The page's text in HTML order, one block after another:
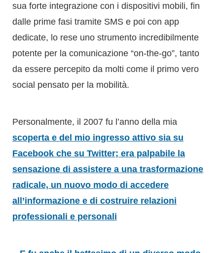
sua forte integrazione con i dispositivi mobili, fin
dalle prime fasi tramite SMS e poi con app
dedicate, lo rese uno strumento incredibilmente
potente per la comunicazione “on-the-go”, tanto
da essere percepito da molti come il primo vero
social pensato per la mobilità.
Personalmente, il 2007 fu l’anno della mia
scoperta e del mio ingresso attivo sia su
Facebook che su Twitter; era palpabile la
sensazione di assistere a una trasformazione
radicale, un nuovo modo di accedere
all’informazione e di costruire relazioni
professionali e personali